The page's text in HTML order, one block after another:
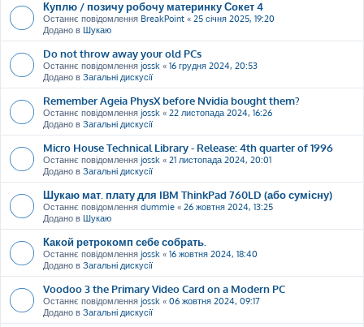
Куплю / позичу робочу материнку Сокет 4
Останнє повідомлення BreakPoint « 25 січня 2025, 19:20
Додано в Шукаю
Do not throw away your old PCs
Останнє повідомлення jossk « 16 грудня 2024, 20:53
Додано в Загальні дискусії
Remember Ageia PhysX before Nvidia bought them?
Останнє повідомлення jossk « 22 листопада 2024, 16:26
Додано в Загальні дискусії
Micro House Technical Library - Release: 4th quarter of 1996
Останнє повідомлення jossk « 21 листопада 2024, 20:01
Додано в Загальні дискусії
Шукаю мат. плату для IBM ThinkPad 760LD (або сумісну)
Останнє повідомлення dummie « 26 жовтня 2024, 13:25
Додано в Шукаю
Какой ретрокомп себе собрать.
Останнє повідомлення jossk « 16 жовтня 2024, 18:40
Додано в Загальні дискусії
Voodoo 3 the Primary Video Card on a Modern PC
Останнє повідомлення jossk « 06 жовтня 2024, 09:17
Додано в Загальні дискусії